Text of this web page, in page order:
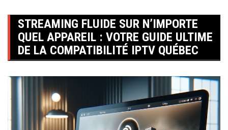
STREAMING FLUIDE SUR N’IMPORTE
QUEL APPAREIL : VOTRE GUIDE ULTIME
DE LA COMPATIBILITÉ IPTV QUÉBEC